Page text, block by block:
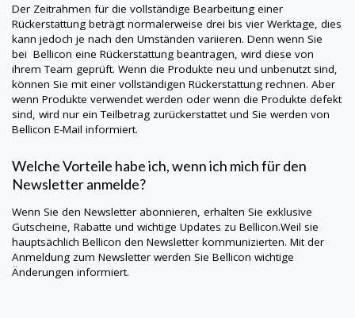
Der Zeitrahmen für die vollständige Bearbeitung einer
Rückerstattung beträgt normalerweise drei bis vier Werktage, dies
kann jedoch je nach den Umständen variieren. Denn wenn Sie
bei Bellicon eine Rückerstattung beantragen, wird diese von
ihrem Team geprüft. Wenn die Produkte neu und unbenutzt sind,
können Sie mit einer vollständigen Rückerstattung rechnen. Aber
wenn Produkte verwendet werden oder wenn die Produkte defekt
sind, wird nur ein Teilbetrag zurückerstattet und Sie werden von
Bellicon E-Mail informiert.
Welche Vorteile habe ich, wenn ich mich für den
Newsletter anmelde?
Wenn Sie den Newsletter abonnieren, erhalten Sie exklusive
Gutscheine, Rabatte und wichtige Updates zu Bellicon.Weil sie
hauptsächlich Bellicon den Newsletter kommunizierten. Mit der
Anmeldung zum Newsletter werden Sie Bellicon wichtige
Änderungen informiert.